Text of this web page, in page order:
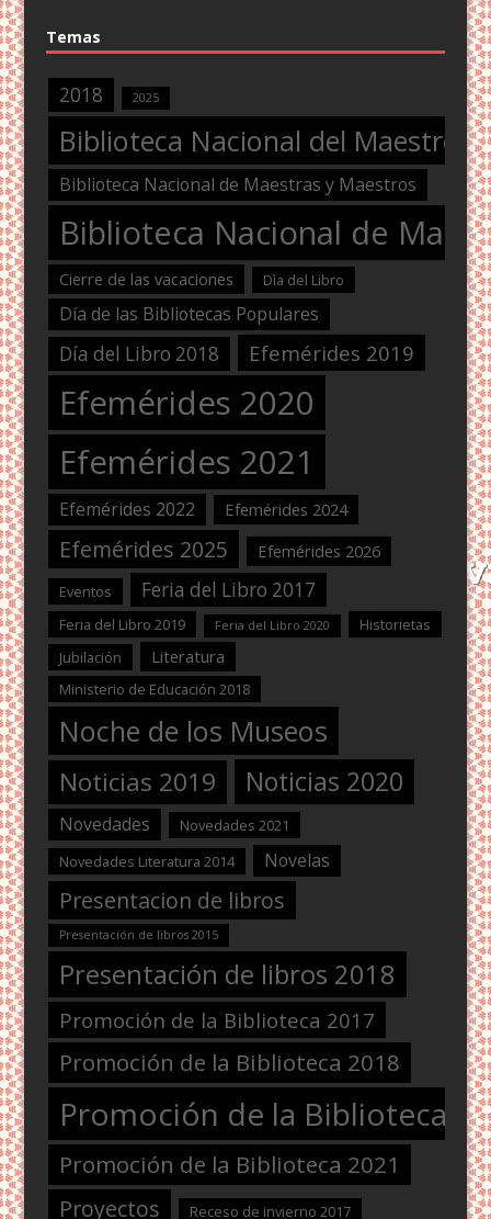
Temas
2018 2025
Biblioteca Nacional del Maestro
Biblioteca Nacional de Maestras y Maestros
Biblioteca Nacional de
Cierre de las vacaciones Dìa del Libro
Día de las Bibliotecas Populares
Día del Libro 2018 Efemérides 2019
Efemérides 2020
Efemérides 2021
Efemérides 2022 Efemérides 2024
Efemérides 2025 Efemérides 2026
Eventos Feria del Libro 2017
Feria del Libro 2019 Feria del Libro 2020
Historietas
Jubilación
Literatura
Ministerio de Educación 2018
Noche de los Museos
Noticias 2019 Noticias 2020
Novedades
Novedades 2021
Novedades Literatura 2014
Novelas
Presentacion de libros
Presentación de libros 2015
Presentación de libros 2018
Promoción de la Biblioteca 2017
Promoción de la Biblioteca 2018
Promoción de la Biblioteca
Promoción de la Biblioteca 2021
Proyectos Receso de invierno 2017